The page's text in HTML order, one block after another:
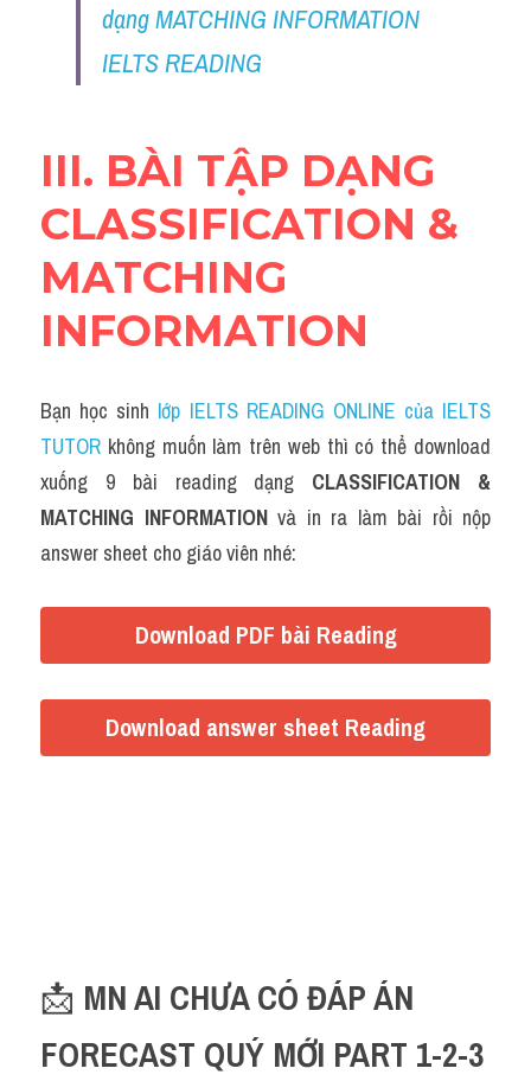
Listening
Writing
Reading
Homepage
dạng MATCHING INFORMATION
IELTS READING
III. BÀI TẬP DẠNG
CLASSIFICATION &
MATCHING
INFORMATION
Bạn học sinh lớp IELTS READING ONLINE của IELTS
TUTOR không muốn làm trên web thì có thể download
xuống 9 bài reading dạng CLASSIFICATION &
MATCHING INFORMATION và in ra làm bài rồi nộp
answer sheet cho giáo viên nhé:
Download PDF bài Reading
Download answer sheet Reading
📩 MN AI CHƯA CÓ ĐÁP ÁN
FORECAST QUÝ MỚI PART 1-2-3